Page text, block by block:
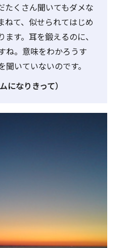
たくさん聞いてもダメな
ねて、似せられてはじめ
す。耳を鍛えるのに、
ね。意味をわかろうす
いていないのです。
なりきって）